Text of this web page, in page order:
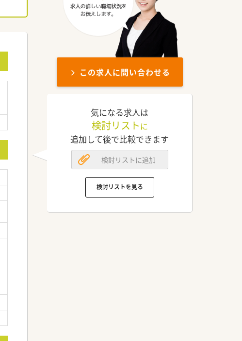
この求人に問い合わせる
気になる求人は
検討リスト に
追加して後で比較できます
検討リストに追加
検討リストを見る